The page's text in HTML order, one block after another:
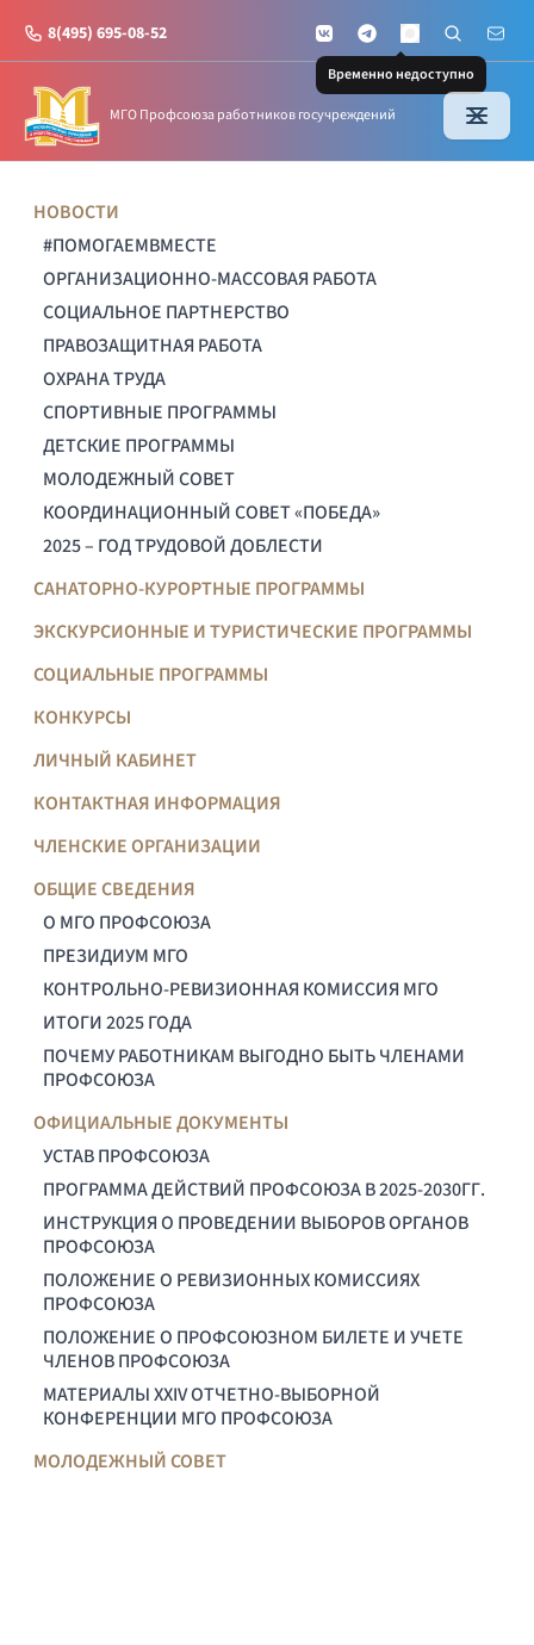
8(495) 695-08-52 VKontakteTelegramMAX
Временно недоступно
Поиск по
Почта
МГО Профсоюза работников госучреждений
НОВОСТИ
#ПОМОГАЕМВМЕСТЕ
ОРГАНИЗАЦИОННО-МАССОВАЯ РАБОТА
СОЦИАЛЬНОЕ ПАРТНЕРСТВО
ПРАВОЗАЩИТНАЯ РАБОТА
ОХРАНА ТРУДА
СПОРТИВНЫЕ ПРОГРАММЫ
ДЕТСКИЕ ПРОГРАММЫ
МОЛОДЕЖНЫЙ СОВЕТ
КООРДИНАЦИОННЫЙ СОВЕТ «ПОБЕДА»
2025 – ГОД ТРУДОВОЙ ДОБЛЕСТИ
САНАТОРНО-КУРОРТНЫЕ ПРОГРАММЫ
ЭКСКУРСИОННЫЕ И ТУРИСТИЧЕСКИЕ ПРОГРАММЫ
СОЦИАЛЬНЫЕ ПРОГРАММЫ
КОНКУРСЫ
ЛИЧНЫЙ КАБИНЕТ
КОНТАКТНАЯ ИНФОРМАЦИЯ
ЧЛЕНСКИЕ ОРГАНИЗАЦИИ
ОБЩИЕ СВЕДЕНИЯ
О МГО ПРОФСОЮЗА
ПРЕЗИДИУМ МГО
КОНТРОЛЬНО-РЕВИЗИОННАЯ КОМИССИЯ МГО
ИТОГИ 2025 ГОДА
ПОЧЕМУ РАБОТНИКАМ ВЫГОДНО БЫТЬ ЧЛЕНАМИ
ПРОФСОЮЗА
ОФИЦИАЛЬНЫЕ ДОКУМЕНТЫ
УСТАВ ПРОФСОЮЗА
ПРОГРАММА ДЕЙСТВИЙ ПРОФСОЮЗА В 2025-2030ГГ.
ИНСТРУКЦИЯ О ПРОВЕДЕНИИ ВЫБОРОВ ОРГАНОВ
ПРОФСОЮЗА
ПОЛОЖЕНИЕ О РЕВИЗИОННЫХ КОМИССИЯХ
ПРОФСОЮЗА
ПОЛОЖЕНИЕ О ПРОФСОЮЗНОМ БИЛЕТЕ И УЧЕТЕ
ЧЛЕНОВ ПРОФСОЮЗА
МАТЕРИАЛЫ XXIV ОТЧЕТНО-ВЫБОРНОЙ
КОНФЕРЕНЦИИ МГО ПРОФСОЮЗА
МОЛОДЕЖНЫЙ СОВЕТ